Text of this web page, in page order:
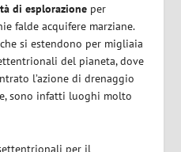
di esplorazione per
falde acquifere marziane.
che si estendono per migliaia
del pianeta, dove
l’azione di drenaggio
sono infatti luoghi molto
per il